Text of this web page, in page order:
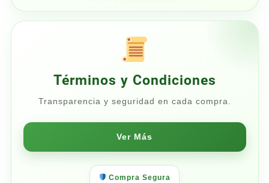
Términos y Condiciones
Transparencia y seguridad en cada compra.
Ver Más
Compra Segura